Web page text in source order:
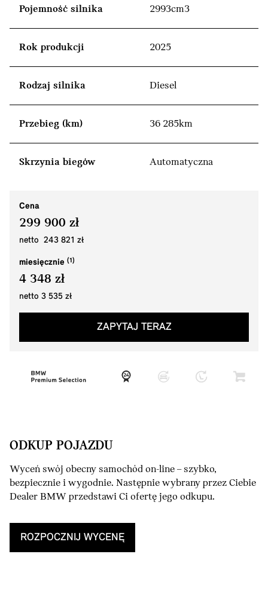
Pojemność silnika 2993cm3
Rok produkcji 2025
Rodzaj silnika Diesel
Przebieg (km) 36 285km
Skrzynia biegów Automatyczna
Cena
299 900 zł
netto 243 821 zł
miesięcznie
4 348 zł
netto 3 535 zł
ZAPYTAJ TERAZ
ODKUP POJAZDU
Wyceń swój obecny samochód on-line – szybko,
bezpiecznie i wygodnie. Następnie wybrany przez Ciebie
Dealer BMW przedstawi Ci ofertę jego odkupu.
ROZPOCZNIJ WYCENĘ